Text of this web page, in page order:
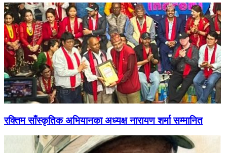
रक्तिम साँस्कृतिक अभियानका अध्यक्ष नारायण शर्मा सम्मानित